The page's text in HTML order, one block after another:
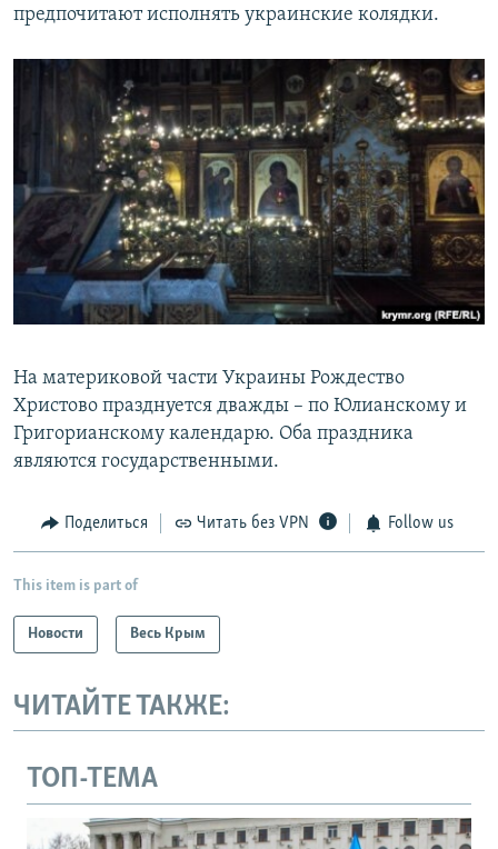
предпочитают исполнять украинские колядки.
На материковой части Украины Рождество
Христово празднуется дважды – по Юлианскому и
Григорианскому календарю. Оба праздника
являются государственными.
Поделиться Читать без VPN Follow us
This item is part of
Новости Весь Крым
ЧИТАЙТЕ ТАКЖЕ:
ТОП-ТЕМА